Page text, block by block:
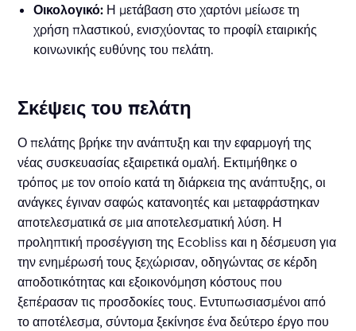
Οικολογικό: Η μετάβαση στο χαρτόνι μείωσε τη
χρήση πλαστικού, ενισχύοντας το προφίλ εταιρικής
κοινωνικής ευθύνης του πελάτη.
Σκέψεις του πελάτη
Ο πελάτης βρήκε την ανάπτυξη και την εφαρμογή της
νέας συσκευασίας εξαιρετικά ομαλή. Εκτιμήθηκε ο
τρόπος με τον οποίο κατά τη διάρκεια της ανάπτυξης, οι
ανάγκες έγιναν σαφώς κατανοητές και μεταφράστηκαν
αποτελεσματικά σε μια αποτελεσματική λύση. Η
προληπτική προσέγγιση της Ecobliss και η δέσμευση για
την ενημέρωσή τους ξεχώρισαν, οδηγώντας σε κέρδη
αποδοτικότητας και εξοικονόμηση κόστους που
ξεπέρασαν τις προσδοκίες τους. Εντυπωσιασμένοι από
το αποτέλεσμα, σύντομα ξεκίνησε ένα δεύτερο έργο που